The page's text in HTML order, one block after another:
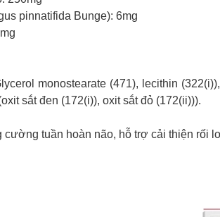
pinnatifida Bunge): 6mg
monostearate (471), lecithin
sắt đen (172(i)), oxit sắt đỏ (172(ii))).
cường tuần hoàn não, hỗ trợ cải thiện rối